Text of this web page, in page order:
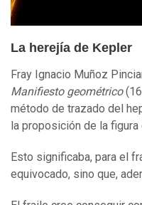
La herejía de Kepler
Fray Ignacio Muñoz
Manifiesto geométrico
método de trazado del
la proposición de la
Esto significaba, para el
equivocado, sino que,